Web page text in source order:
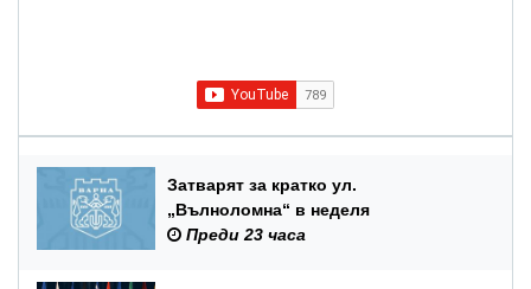
Затварят за кратко ул.
„Вълноломна“ в неделя
Преди 23 часа